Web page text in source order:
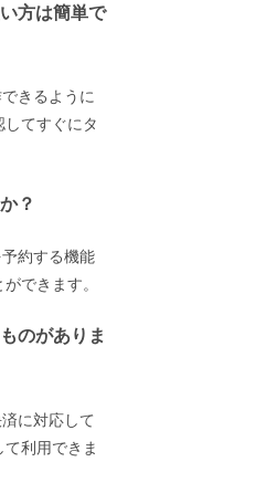
方は簡単で
きるように
てすぐにタ
？
約する機能
できます。
のがありま
に対応して
利用できま